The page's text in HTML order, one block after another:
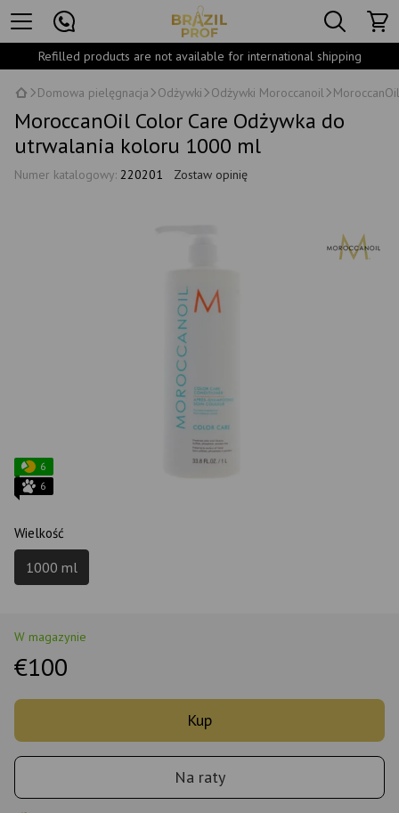
Refilled products are not available for international shipping
Domowa pielęgnacja Odżywki Odżywki Moroccanoil
MoroccanOil Color Care Odżywka do
utrwalania koloru 1000 ml
Numer katalogowy: 220201 Zostaw opinię
6
6
Wielkość
1000 ml
W magazynie
€100
Kup
Na raty